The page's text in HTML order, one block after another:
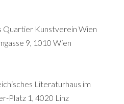
Kunstverein Wien
9, 1010 Wien
Literaturhaus im
Platz 1, 4020 Linz